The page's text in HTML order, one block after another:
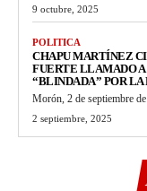
9 octubre, 2025
POLITICA
CHAPU MARTÍNEZ
FUERTE LLAMADO A
“BLINDADA” POR LA
Morón, 2 de septiembre
2 septiembre, 2025